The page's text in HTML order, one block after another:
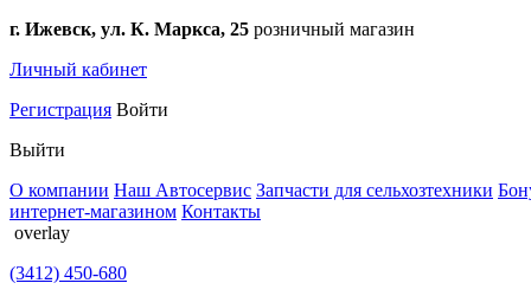
г. Ижевск, ул. К. Маркса, 25 розничный магазин
Личный кабинет
Регистрация Войти
Выйти
О компании Наш Автосервис Запчасти для сельхозтехники
интернет-магазином Контакты
overlay
(3412) 450-680